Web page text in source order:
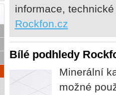
informace,
Rockfon.cz
Bílé podhledy
Minerální
možné